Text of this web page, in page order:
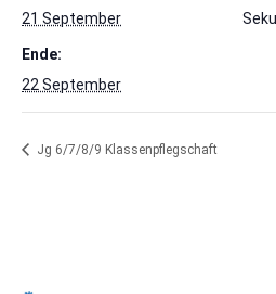
21 September
Ende:
22 September
Jg 6/7/8/9 Klassenpflegschaft